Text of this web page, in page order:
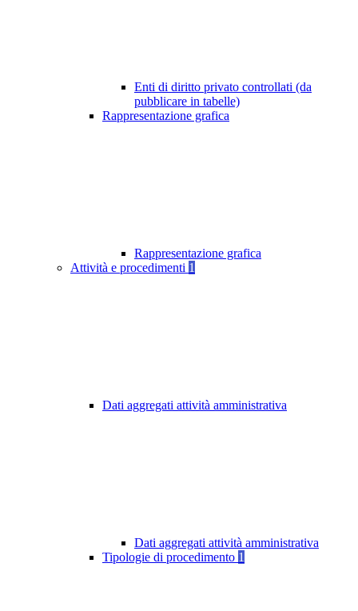
Enti di diritto privato controllati (da
pubblicare in tabelle)
Rappresentazione grafica
Rappresentazione grafica
Attività e procedimenti 1
Dati aggregati attività amministrativa
Dati aggregati attività amministrativa
Tipologie di procedimento 1